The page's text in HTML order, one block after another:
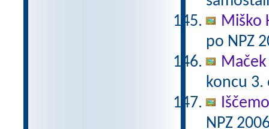
Miško
po NPZ
koncu
NPZ